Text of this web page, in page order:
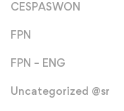
CESPASWON
FPN
FPN – ENG
Uncategorized @sr